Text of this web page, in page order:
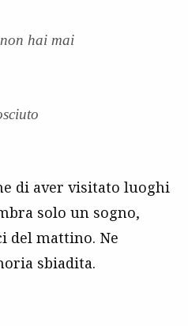
hai mai
di aver visitato luoghi
solo un sogno,
del mattino. Ne
sbiadita.